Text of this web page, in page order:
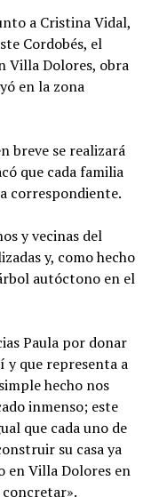
a Cristina Vidal,
Cordobés, el
Villa Dolores, obra
en la zona
breve se realizará
que cada familia
correspondiente.
y vecinas del
y, como hecho
autóctono en el
Paula por donar
y que representa a
hecho nos
inmenso; este
que cada uno de
su casa ya
en Villa Dolores en